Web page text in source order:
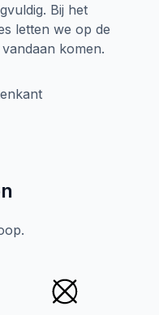
Bij het
letten we op de
komen.